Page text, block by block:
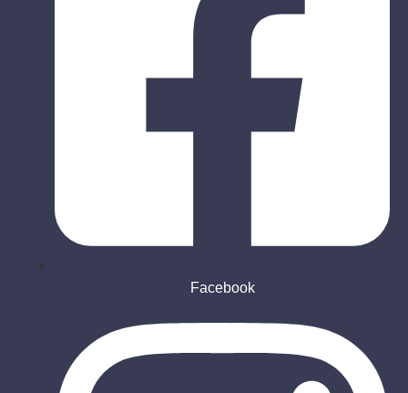
Facebook